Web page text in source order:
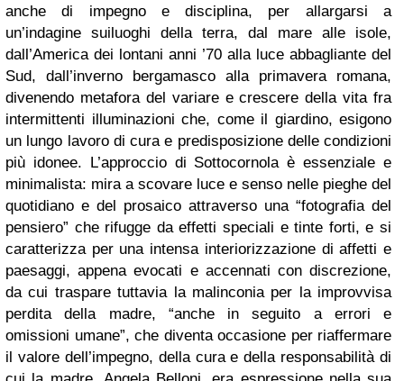
anche di impegno e disciplina, per allargarsi a
un’indagine sui luoghi della terra, dal mare alle isole,
dall’America dei lontani anni ’70 alla luce abbagliante del
Sud, dall’inverno bergamasco alla primavera romana,
divenendo metafora del variare e crescere della vita fra
intermittenti illuminazioni che, come il giardino, esigono
un lungo lavoro di cura e predisposizione delle condizioni
più idonee. L’approccio di Sottocornola èessenziale e
minimalista: mira a scovare luce e senso nelle pieghe del
quotidiano e del prosaico attraverso una “fotografia del
pensiero” che rifugge da effetti speciali e tinte forti, e si
caratterizza per una intensa interiorizzazione di affetti e
paesaggi, appena evocati e accennati con discrezione,
da cui traspare tuttavia la malinconia per la improvvisa
perdita della madre, “anche in seguito a errori e
omissioni umane”, che diventa occasione per riaffermare
il valore dell’impegno, della cura e della responsabilità di